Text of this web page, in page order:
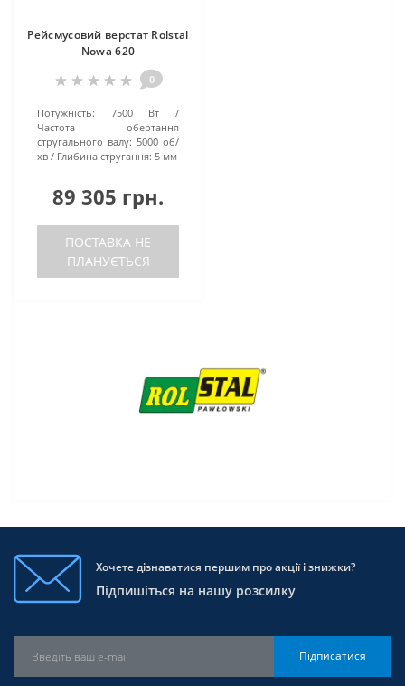
Рейсмусовий верстат Rolstal
Nowa 620
0
Потужність:
7500 Вт
Частота обертання
стругального валу: 5000 об/
хв
Глибина стругання: 5 мм
89 305 грн.
ПОСТАВКА НЕ
ПЛАНУЄТЬСЯ
Хочете дізнаватися першим про акції і знижки?
Підпишіться на нашу розсилку
Підписатися